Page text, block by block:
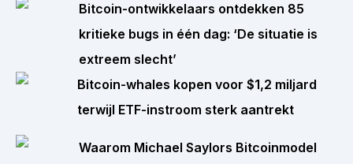
Bitcoin-ontwikkelaars ontdekken 85
kritieke bugs in één dag: ‘De situatie is
extreem slecht’
Bitcoin-whales kopen voor $1,2 miljard
terwijl ETF-instroom sterk aantrekt
Waarom Michael Saylors Bitcoinmodel